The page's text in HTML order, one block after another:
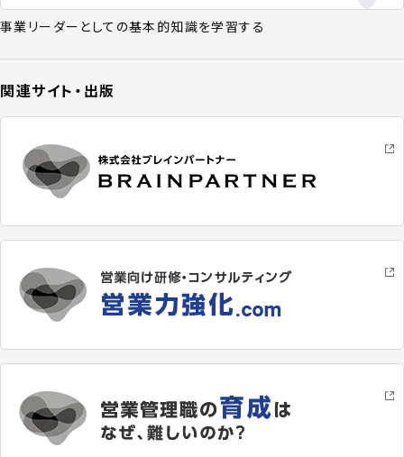
事業リーダーとしての基本的知識を学習する
関連サイト・出版